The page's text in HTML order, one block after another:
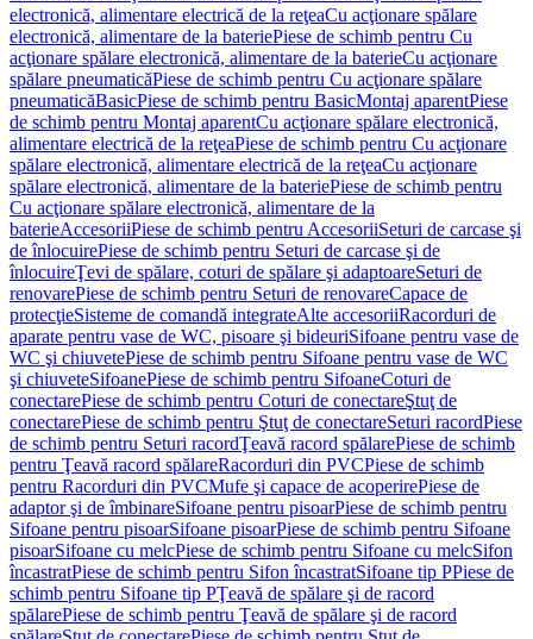
electronică, alimentare electrică de la reţeaCu acţionare spălare
electronică, alimentare de la bateriePiese de schimb pentru Cu
acţionare spălare electronică, alimentare de la baterieCu acţionare
spălare pneumaticăPiese de schimb pentru Cu acţionare spălare
pneumaticăBasicPiese de schimb pentru BasicMontaj aparentPiese
de schimb pentru Montaj aparentCu acţionare spălare electronică,
alimentare electrică de la reţeaPiese de schimb pentru Cu acţionare
spălare electronică, alimentare electrică de la reţeaCu acţionare
spălare electronică, alimentare de la bateriePiese de schimb pentru
Cu acţionare spălare electronică, alimentare de la
baterieAccesoriiPiese de schimb pentru AccesoriiSeturi de carcase şi
de înlocuirePiese de schimb pentru Seturi de carcase şi de
înlocuireŢevi de spălare, coturi de spălare şi adaptoareSeturi de
renovarePiese de schimb pentru Seturi de renovareCapace de
protecţieSisteme de comandă integrateAlte accesoriiRacorduri de
aparate pentru vase de WC, pisoare şi bideuriSifoane pentru vase de
WC şi chiuvetePiese de schimb pentru Sifoane pentru vase de WC
şi chiuveteSifoanePiese de schimb pentru SifoaneCoturi de
conectarePiese de schimb pentru Coturi de conectareŞtuţ de
conectarePiese de schimb pentru Ştuţ de conectareSeturi racordPiese
de schimb pentru Seturi racordŢeavă racord spălarePiese de schimb
pentru Ţeavă racord spălareRacorduri din PVCPiese de schimb
pentru Racorduri din PVCMufe şi capace de acoperirePiese de
adaptor şi de îmbinareSifoane pentru pisoarPiese de schimb pentru
Sifoane pentru pisoarSifoane pisoarPiese de schimb pentru Sifoane
pisoarSifoane cu melcPiese de schimb pentru Sifoane cu melcSifon
încastratPiese de schimb pentru Sifon încastratSifoane tip PPiese de
schimb pentru Sifoane tip PŢeavă de spălare şi de racord
spălarePiese de schimb pentru Ţeavă de spălare şi de racord